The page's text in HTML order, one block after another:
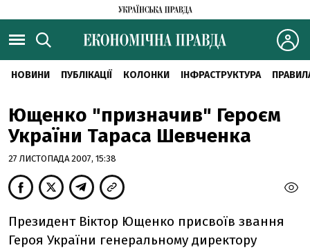
НОВИНИ ПУБЛІКАЦІЇ КОЛОНКИ ІНФРАСТРУКТУРА
Ющенко "призначив" Героєм
України Тараса Шевченка
27 ЛИСТОПАДА 2007, 15:38
Президент Віктор Ющенко присвоїв звання
Героя України генеральному директору